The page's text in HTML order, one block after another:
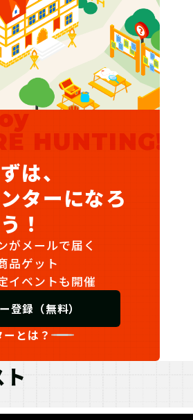
HUNTING!
は、
ターになろ
う！
がメールで届く
品ゲット
イベントも開催
登録（無料）
とは？